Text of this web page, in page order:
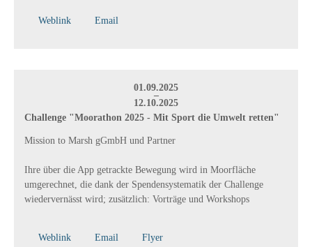
01.09.2025
–
12.10.2025
Challenge "Moorathon 2025 - Mit Sport die Umwelt retten"
Mission to Marsh gGmbH und Partner
Ihre über die App getrackte Bewegung wird in Moorfläche
umgerechnet, die dank der Spendensystematik der Challenge
wiedervernässt wird; zusätzlich: Vorträge und Workshops
Weblink Email Flyer
Weblink Email